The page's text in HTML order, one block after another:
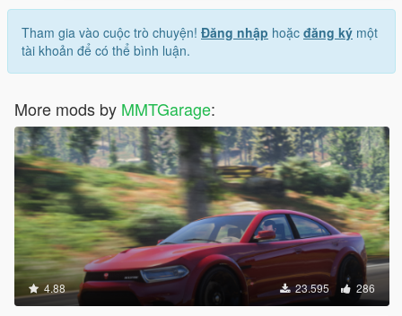
Tham gia vào cuộc trò chuyện! Đăng nhập hoặc đăng ký một
tài khoản để có thể bình luận.
More mods by MMTGarage:
4.88 23.595 286